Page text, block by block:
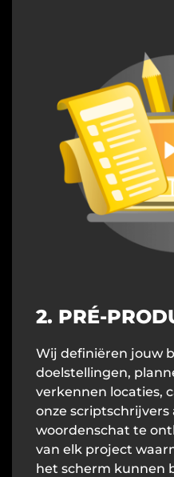
2. PRÉ-
Wij definiëren jouw
doelstellingen,
verkennen locaties,
onze
woordenschat te
van elk project
het scherm kunnen